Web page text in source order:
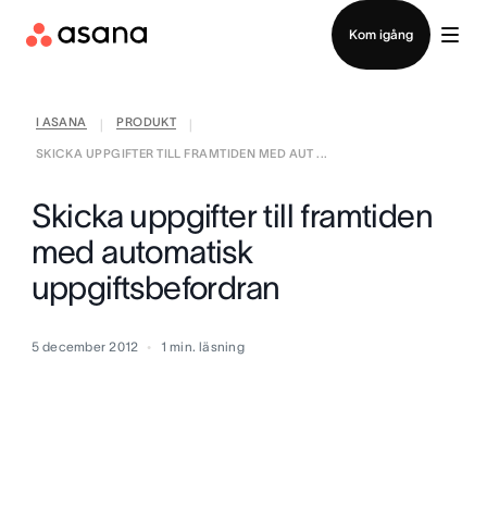
Kom igång
I ASANA PRODUKT
SKICKA UPPGIFTER TILL FRAMTIDEN MED AUT ...
Skicka uppgifter till framtiden
med automatisk
uppgiftsbefordran
5 december 2012 1 min. läsning